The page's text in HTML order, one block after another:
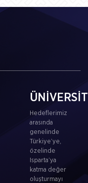
Hedeflerimiz
arasında
genelinde
Türkiye’ye,
özelinde
Isparta’ya
katma değer
oluşturmayı